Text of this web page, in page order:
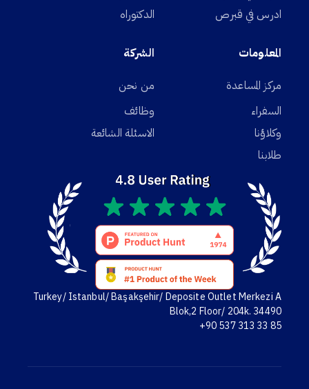
ادرس في قبرص
الدكتوراه
المعلومات
مركز المساعدة
السفراء
وكلاؤنا
طلابنا
الشركة
من نحن
وظائف
الاسئلة الشائعة
Turkey/ Istanbul/ Başakşehir/ Deposite Outlet Merkezi A
Blok,2 Floor/ 204k. 34490
+90 537 313 33 85